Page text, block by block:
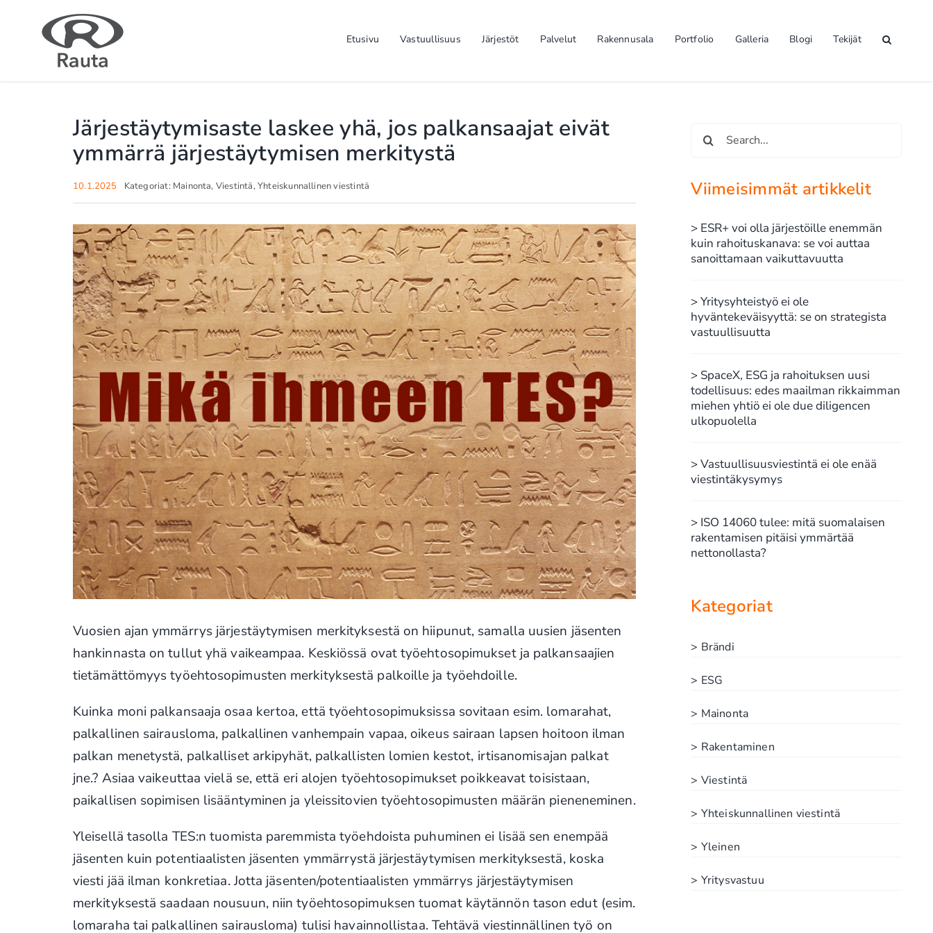
Etusivu Vastuullisuus Järjestöt Palvelut Rakennusala Portfolio Galleria Blogi Tekijät
Järjestäytymisaste laskee yhä, jos palkansaajat eivät
ymmärrä järjestäytymisen merkitystä
10.1.2025 Kategoriat: Mainonta, Viestintä,Yhteiskunnallinen viestintä
Vuosien ajan ymmärrys järjestäytymisen merkityksestä on hiipunut, samalla uusien jäsenten
hankinnasta on tullut yhä vaikeampaa. Keskiössä ovat työehtosopimukset ja palkansaajien
tietämättömyys työehtosopimusten merkityksestä palkoille ja työehdoille.
Kuinka moni palkansaaja osaa kertoa, että työehtosopimuksissa sovitaan esim. lomarahat,
palkallinen sairausloma, palkallinen vanhempain vapaa, oikeus sairaan lapsen hoitoon ilman
palkan menetystä, palkalliset arkipyhät, palkallisten lomien kestot, irtisanomisajan palkat
jne.? Asiaa vaikeuttaa vielä se, että eri alojen työehtosopimukset poikkeavat toisistaan,
paikallisen sopimisen lisääntyminen ja yleissitovien työehtosopimusten määrän pieneneminen.
Yleisellä tasolla TES:n tuomista paremmista työehdoista puhuminen ei lisää sen enempää
jäsenten kuin potentiaalisten jäsenten ymmärrystä järjestäytymisen merkityksestä, koska
viesti jää ilman konkretiaa. Jotta jäsenten/potentiaalisten ymmärrys järjestäytymisen
merkityksestä saadaan nousuun, niin työehtosopimuksen tuomat käytännön tason edut (esim.
lomaraha tai palkallinen sairausloma) tulisi havainnollistaa. Tehtävä viestinnällinen työ on
Etsi
Viimeisimmät artikkelit
> ESR+ voi olla järjestöille enemmän
kuin rahoituskanava: se voi auttaa
sanoittamaan vaikuttavuutta
> Yritysyhteistyö ei ole
hyväntekeväisyyttä: se on strategista
vastuullisuutta
> SpaceX, ESG ja rahoituksen uusi
todellisuus: edes maailman rikkaimman
miehen yhtiö ei ole due diligencen
ulkopuolella
> Vastuullisuusviestintä ei ole enää
viestintäkysymys
> ISO 14060 tulee: mitä suomalaisen
rakentamisen pitäisi ymmärtää
nettonollasta?
Kategoriat
> Brändi
> ESG
> Mainonta
> Rakentaminen
> Viestintä
> Yhteiskunnallinen viestintä
> Yleinen
> Yritysvastuu